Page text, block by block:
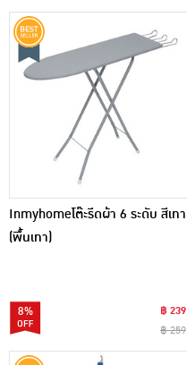
Inmyhomeโต๊ะรีดผ้า 6 ระดับ สีเทา
(พื้นเทา)
8%
฿ 239
฿ 259